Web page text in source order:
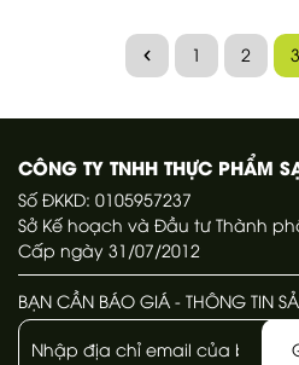
1 2 3
CÔNG TY TNHH THỰC PHẨM
Số ĐKKD: 0105957237
Sở Kế hoạch và Đầu tư Thành
Cấp ngày 31/07/2012
BẠN CẦN BÁO GIÁ - THÔNG TIN